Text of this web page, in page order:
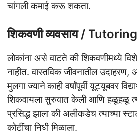
चांगली कमाई करू शकता.
शिकवणी व्यवसाय /
लोकांना असे वाटते की शिकवणीमध्ये
नाहीत. वास्तविक जीवनातील उदाहरण,
मुलगा ज्याने काही वर्षांपूर्वी यूट्यूबवर
शिकवायला सुरुवात केली आणि हळूहळू
प्रसिद्ध झाला की अलीकडेच त्याच्या
कोटींचा निधी मिळाला.